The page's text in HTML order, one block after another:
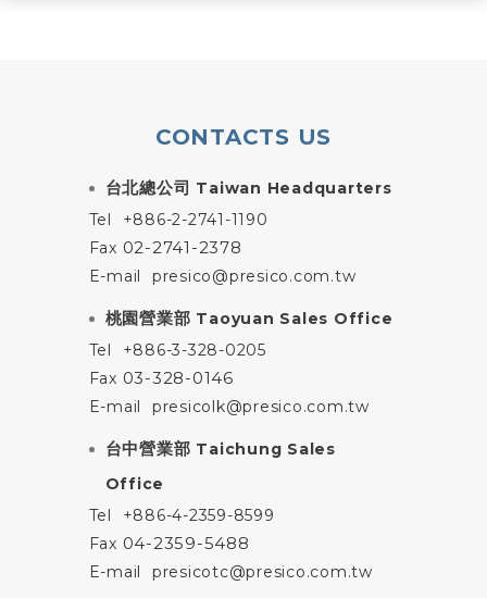
CONTACTS US
台北總公司 Taiwan Headquarters
Tel
+886-2-2741-1190
Fax 02-2741-2378
E-mail presico@presico.com.tw
桃園營業部 Taoyuan Sales Office
Tel
+886-3-328-0205
Fax 03-328-0146
E-mail presicolk@presico.com.tw
台中營業部 Taichung Sales
Office
Tel
+886-4-2359-8599
Fax 04-2359-5488
E-mail presicotc@presico.com.tw